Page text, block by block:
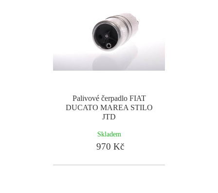
Palivové čerpadlo FIAT
DUCATO MAREA STILO
JTD
Skladem
970 Kč